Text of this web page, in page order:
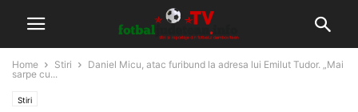
Home Stiri
Daniel Micu, atac furibund la adresa lui Emilut Tudor. „Mai
sarpe cu...
Stiri